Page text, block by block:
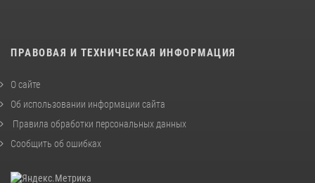
ПРАВОВАЯ И ТЕХНИЧЕСКАЯ ИНФОРМАЦИЯ
О сайте
Об использовании информации сайта
Правила обработки персональных данных
Сообщить об ошибках